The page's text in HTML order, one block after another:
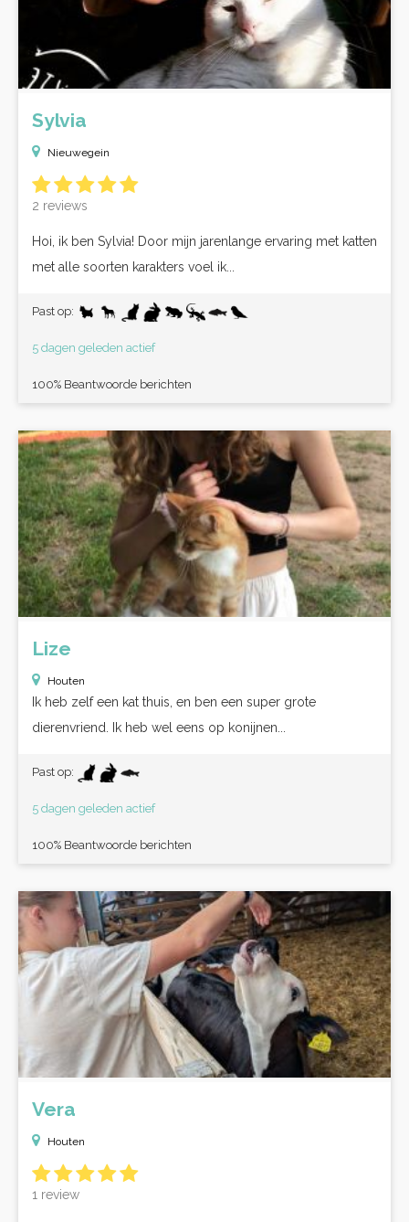
Sylvia
Nieuwegein
2 reviews
Hoi, ik ben Sylvia! Door mijn jarenlange ervaring met katten
met alle soorten karakters voel ik...
Past op:
5 dagen geleden actief
100% Beantwoorde berichten
Lize
Houten
Ik heb zelf een kat thuis, en ben een super grote
dierenvriend. Ik heb wel eens op konijnen...
Past op:
5 dagen geleden actief
100% Beantwoorde berichten
Vera
Houten
1 review